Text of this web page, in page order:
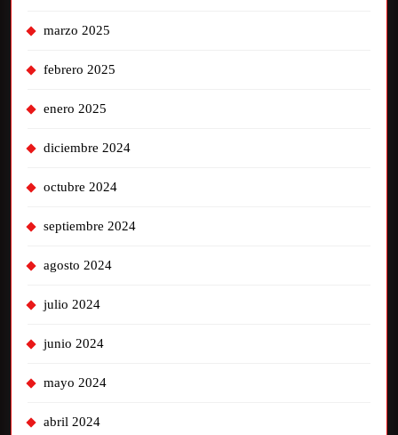
marzo 2025
febrero 2025
enero 2025
diciembre 2024
octubre 2024
septiembre 2024
agosto 2024
julio 2024
junio 2024
mayo 2024
abril 2024